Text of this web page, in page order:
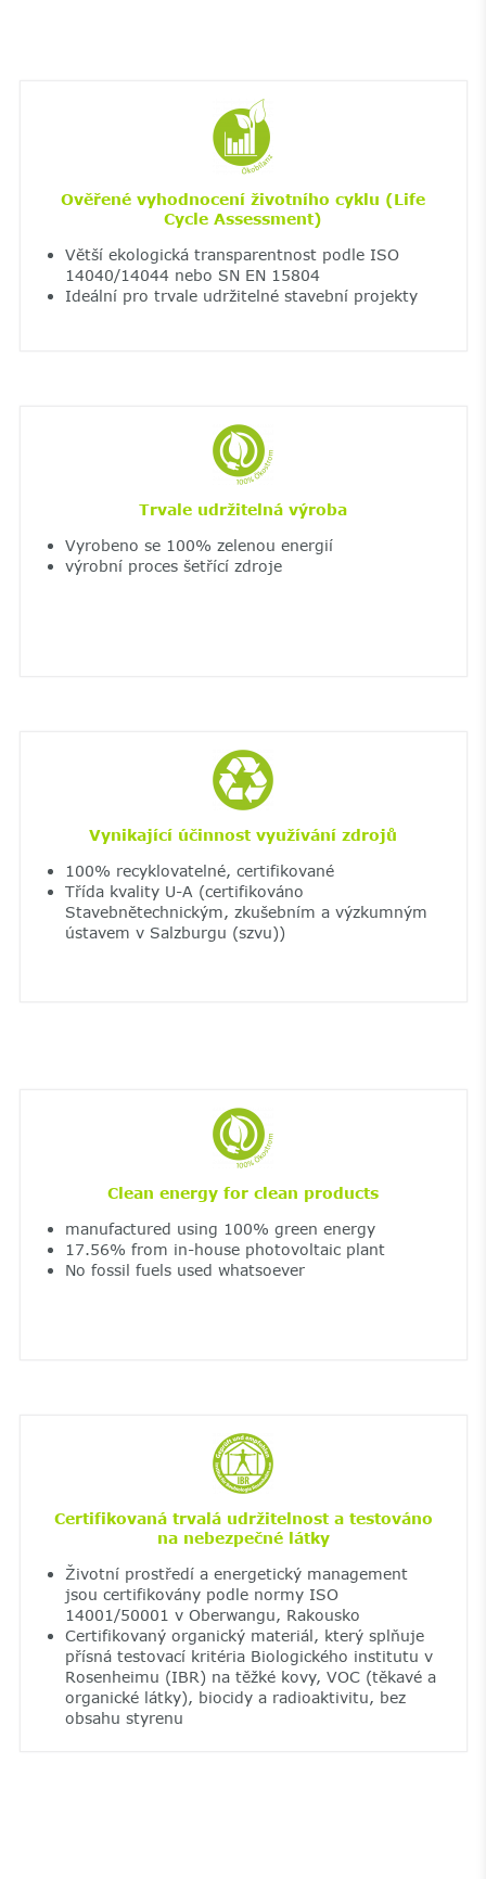
Ověřené vyhodnocení životního cyklu (Life
Cycle Assessment)
Větší ekologická transparentnost podle ISO
14040/14044 nebo SN EN 15804
Ideální pro trvale udržitelné stavební projekty
Trvale udržitelná výroba
Vyrobeno se 100% zelenou energií
výrobní proces šetřící zdroje
Vynikající účinnost využívání zdrojů
100% recyklovatelné, certifikované
Třída kvality U-A (certifikováno
Stavebnětechnickým, zkušebním a výzkumným
ústavem v Salzburgu (szvu))
Clean energy for clean products
manufactured using 100% green energy
17.56% from in-house photovoltaic plant
No fossil fuels used whatsoever
Certifikovaná trvalá udržitelnost a testováno
na nebezpečné látky
Životní prostředí a energetický management
jsou certifikovány podle normy ISO
14001/50001 v Oberwangu, Rakousko
Certifikovaný organický materiál, který splňuje
přísná testovací kritéria Biologického institutu v
Rosenheimu (IBR) na těžké kovy, VOC (těkavé a
organické látky), biocidy a radioaktivitu, bez
obsahu styrenu